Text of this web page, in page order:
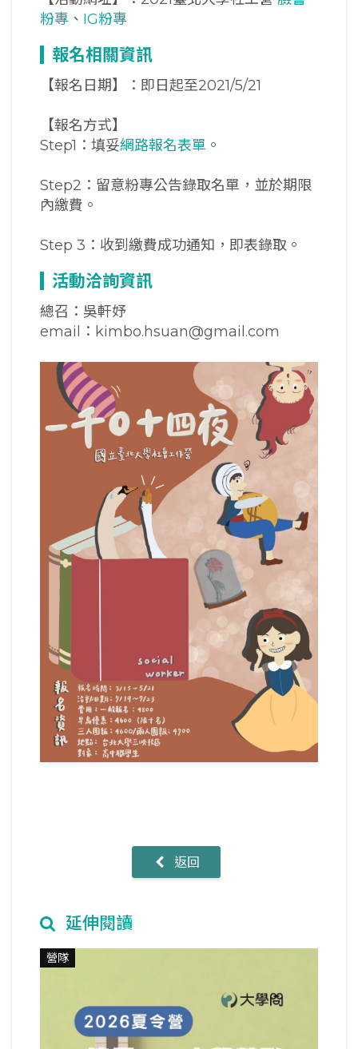
粉專 、 IG粉專
報名相關資訊
【報名日期】：即日起至2021/5/21
【報名方式】
Step1：填妥網路報名表單 。
Step2：留意粉專公告錄取名單，並於期限
內繳費。
Step 3：收到繳費成功通知，即表錄取。
活動洽詢資訊
總召：吳軒妤
email：kimbo.hsuan@gmail.com
返回
延伸閱讀
營隊